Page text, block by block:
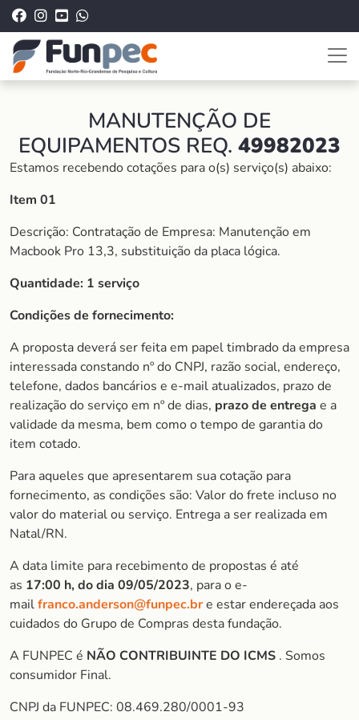
MANUTENÇÃO DE
EQUIPAMENTOS REQ. 49982023
Estamos recebendo cotações para o(s) serviço(s) abaixo:
Item 01
Descrição: Contratação de Empresa: Manutenção em
Macbook Pro 13,3, substituição da placa lógica.
Quantidade: 1 serviço
Condições de fornecimento:
A proposta deverá ser feita em papel timbrado da empresa
interessada constando nº do CNPJ, razão social, endereço,
telefone, dados bancários e e-mail atualizados, prazo de
realização do serviço em nº de dias, prazo de entrega e a
validade da mesma, bem como o tempo de garantia do
item cotado.
Para aqueles que apresentarem sua cotação para
fornecimento, as condições são: Valor do frete incluso no
valor do material ou serviço. Entrega a ser realizada em
Natal/RN.
A data limite para recebimento de propostas é até
as 17:00 h, do dia 09/05/2023, para o e-
mailfranco.anderson@funpec.bre estar endereçada aos
cuidados do Grupo de Compras desta fundação.
A FUNPEC é NÃO CONTRIBUINTE DO ICMS . Somos
consumidor Final.
CNPJ da FUNPEC: 08.469.280/0001-93